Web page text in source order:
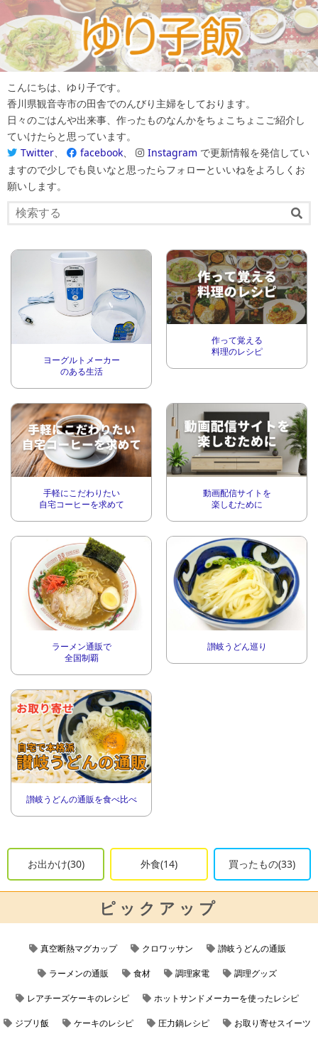
こんにちは、ゆり子です。
香川県観音寺市の田舎でのんびり主婦をしております。
日々のごはんや出来事、作ったものなんかをちょこちょこご紹介し
ていけたらと思っています。
Twitter、 facebook、 Instagram で更新情報を発信してい
ますので少しでも良いなと思ったらフォローといいねをよろしくお
願いします。
ヨーグルトメーカー
のある生活
作って覚える
料理のレシピ
手軽にこだわりたい
自宅コーヒーを求めて
動画配信サイトを
楽しむために
ラーメン通販で
全国制覇
讃岐うどん巡り
讃岐うどんの通販を食べ比べ
お出かけ(30) 外食(14) 買ったもの(33)
ピックアップ
真空断熱マグカップ クロワッサン 讃岐うどんの通販
ラーメンの通販 食材 調理家電 調理グッズ
レアチーズケーキのレシピ ホットサンドメーカーを使ったレシピ
ジブリ飯 ケーキのレシピ 圧力鍋レシピ お取り寄せスイーツ